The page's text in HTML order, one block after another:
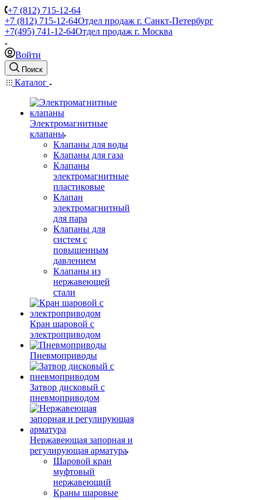
+7 (812) 715-12-64
+7 (812) 715-12-64Отдел продаж г. Санкт-Петербург
+7(495) 741-12-64Отдел продаж г. Москва
Войти
Поиск
Каталог
Электромагнитные
клапаны
Клапаны для воды
Клапаны для газа
Клапаны
электромагнитные
пластиковые
Клапан
электромагнитный
для пара
Клапаны для
систем с
повышенным
давлением
Клапаны из
нержавеющей
стали
Кран шаровой с
электроприводом
Пневмоприводы
Затвор дисковый с
пневмоприводом
Нержавеющая запорная и
регулирующая арматура
Шаровой кран
муфтовый
нержавеющий
Краны шаровые